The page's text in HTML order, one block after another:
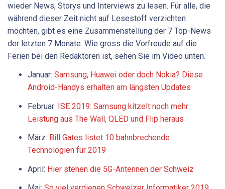
wieder News, Storys und Interviews zu lesen. Für alle, die
während dieser Zeit nicht auf Lesestoff verzichten
möchten, gibt es eine Zusammenstellung der 7 Top-News
der letzten 7 Monate. Wie gross die Vorfreude auf die
Ferien bei den Redaktoren ist, sehen Sie im Video unten.
Januar: Samsung, Huawei oder doch Nokia? Diese
Android-Handys erhalten am längsten Updates
Februar: ISE 2019: Samsung kitzelt noch mehr
Leistung aus The Wall, QLED und Flip heraus
März: Bill Gates listet 10 bahnbrechende
Technologien für 2019
April: Hier stehen die 5G-Antennen der Schweiz